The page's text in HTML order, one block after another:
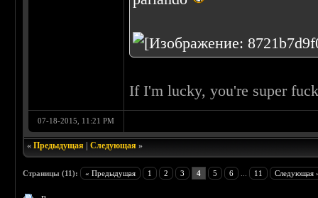
If I'm lucky, you're super
07-18-2015, 11:21 PM
«Предыдущая |Следующая »
Страницы (11): « Предыдущая 1 2 3 4 5 6 11 Следующая